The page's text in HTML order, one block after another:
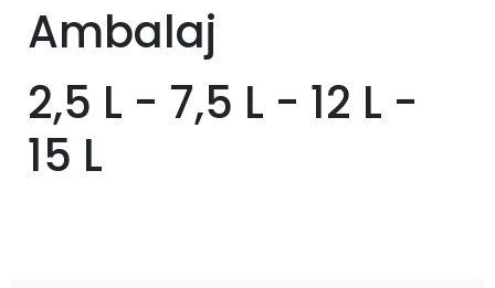
Ambalaj
2,5 L - 7,5 L - 12 L -
15 L